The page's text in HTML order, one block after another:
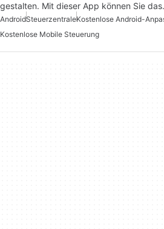
gestalten. Mit dieser App können Sie
AndroidSteuerzentraleKostenlose Android-
Kostenlose Mobile Steuerung